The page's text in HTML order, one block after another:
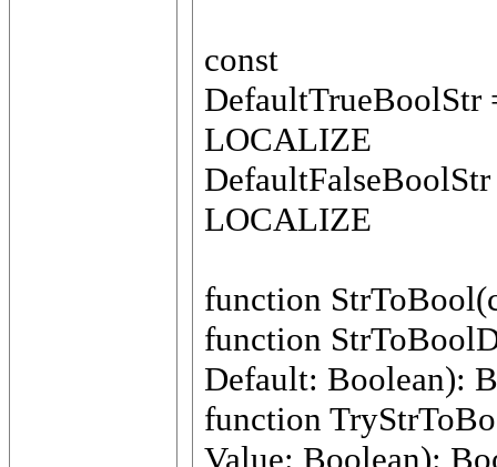
const
DefaultTrueBoolStr
LOCALIZE
LOCALIZE
function
function
Default: Boolean):
function
Value: Boolean):